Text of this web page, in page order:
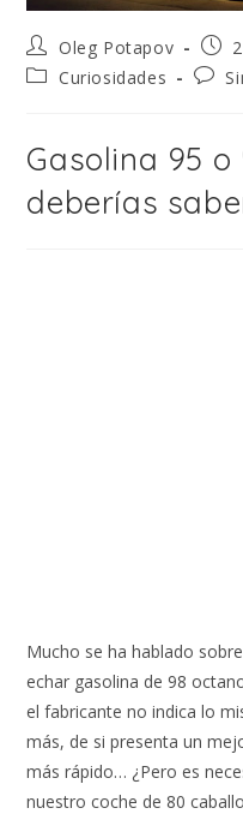
Oleg Potapov
Curiosidades
Gasolina 95 o
deberías
Mucho se ha hablado
echar gasolina de 98
el fabricante no indica lo
más, de si presenta un
más rápido… ¿Pero es
nuestro coche de 80